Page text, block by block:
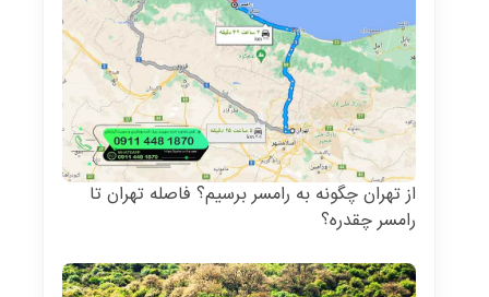
از تهران چگونه به رامسر برسیم؟ فاصله تهران تا
رامسر چقدره؟